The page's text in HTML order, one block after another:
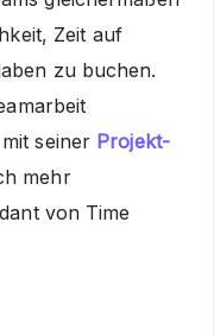
Zeit auf
zu buchen.
seiner Projekt-
mehr
von Time